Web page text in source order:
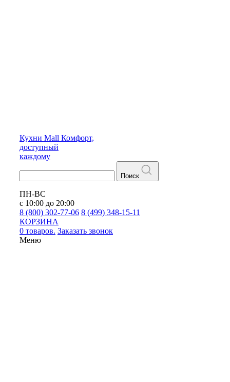
Кухни Mall Комфорт,
доступный
каждому
Поиск
ПН-ВС
с 10:00 до 20:00
8 (800) 302-77-06 8 (499) 348-15-11
КОРЗИНА
0 товаров. Заказать звонок
Меню